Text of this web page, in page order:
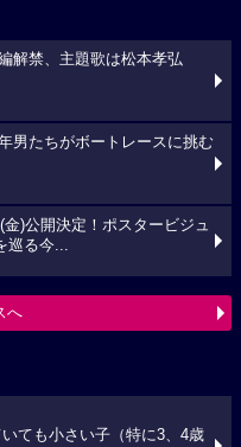
解禁、主題歌は松本孝弘
男たちがボートレースに挑む
金)公開決定！ポスタービジュ
る今...
へ
ても小さい子（特に3、4歳